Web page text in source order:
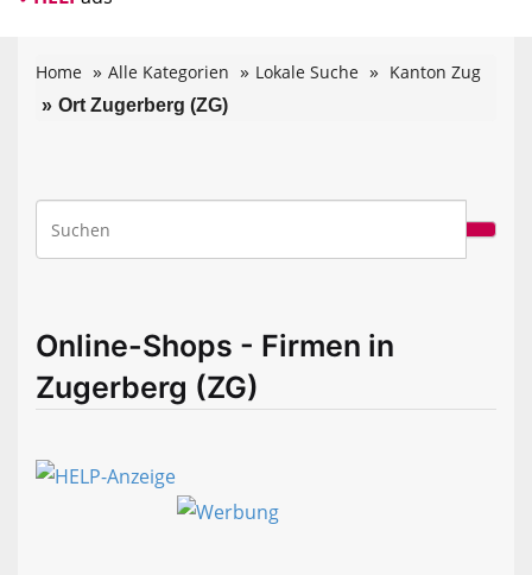
Home Alle Kategorien Lokale Suche Kanton Zug
Ort Zugerberg (ZG)
Online-Shops - Firmen in
Zugerberg (ZG)